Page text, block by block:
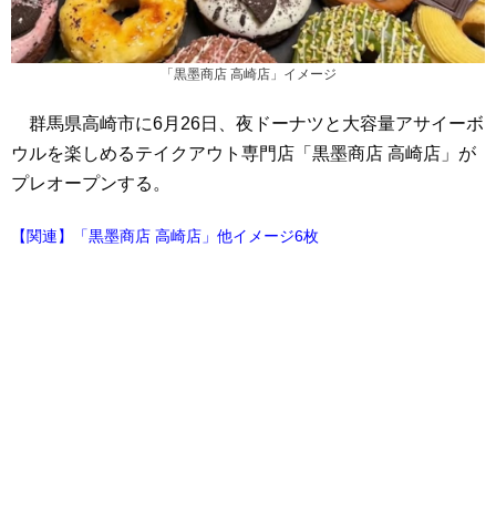
「黒墨商店 高崎店」イメージ
群馬県高崎市に6月26日、夜ドーナツと大容量アサイーボ
ウルを楽しめるテイクアウト専門店「黒墨商店 高崎店」が
プレオープンする。
【関連】「黒墨商店 高崎店」他イメージ6枚